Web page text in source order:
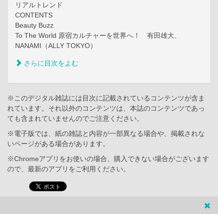
リアルトレンド
CONTENTS
Beauty Buzz
To The World 原宿カルチャーを世界へ！ 有田雄大、
NANAMI（ALLY TOKYO）
さらに目次をよむ
※このデジタル雑誌には目次に記載されているコンテンツが含ま
れています。それ以外のコンテンツは、本誌のコンテンツであっ
ても含まれていませんのでご注意ください。
※電子版では、紙の雑誌と内容が一部異なる場合や、掲載されな
いページがある場合があります。
※Chromeアプリをお使いの場合、購入できない場合がございます
ので、最新のアプリをご利用ください。